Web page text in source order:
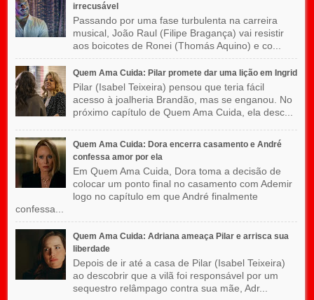
irrecusável
Passando por uma fase turbulenta na carreira
musical, João Raul (Filipe Bragança) vai resistir
aos boicotes de Ronei (Thomás Aquino) e co...
Quem Ama Cuida: Pilar promete dar uma lição em Ingrid
Pilar (Isabel Teixeira) pensou que teria fácil
acesso à joalheria Brandão, mas se enganou. No
próximo capítulo de Quem Ama Cuida, ela desc...
Quem Ama Cuida: Dora encerra casamento e André
confessa amor por ela
Em Quem Ama Cuida, Dora toma a decisão de
colocar um ponto final no casamento com Ademir
logo no capítulo em que André finalmente
confessa...
Quem Ama Cuida: Adriana ameaça Pilar e arrisca sua
liberdade
Depois de ir até a casa de Pilar (Isabel Teixeira)
ao descobrir que a vilã foi responsável por um
sequestro relâmpago contra sua mãe, Adr...